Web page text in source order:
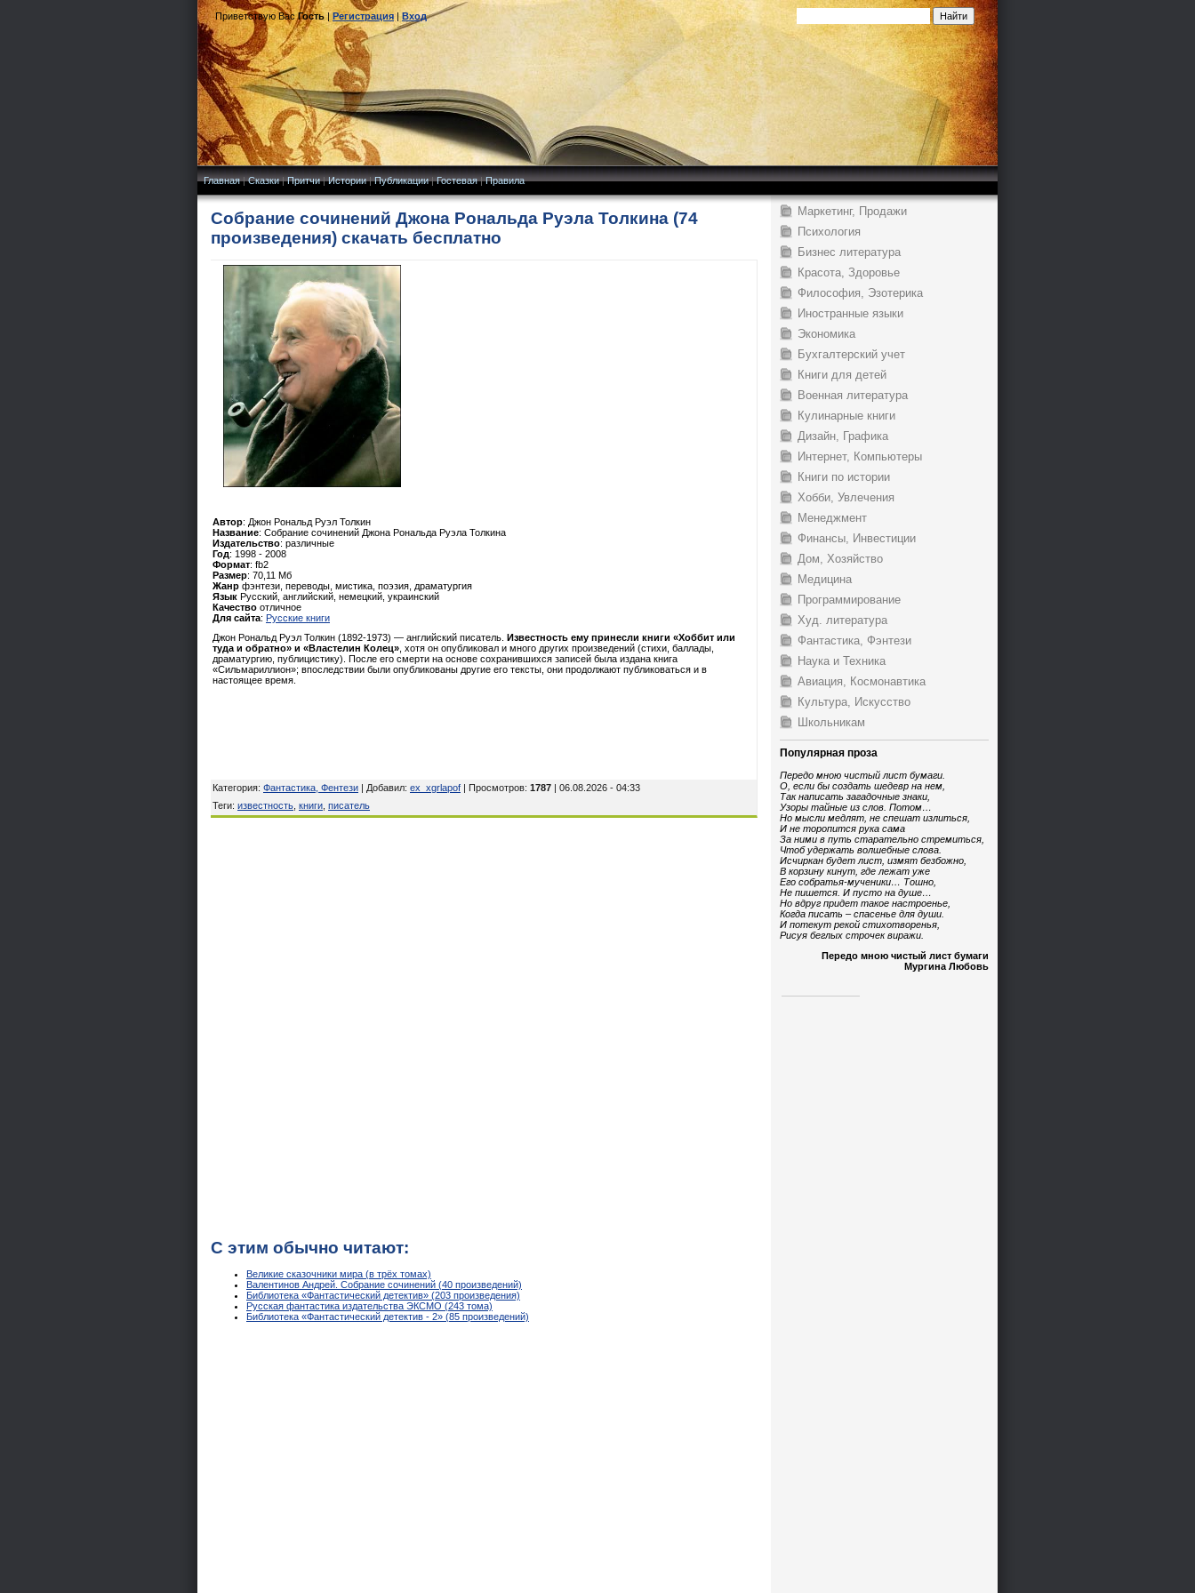
Приветствую Вас Гость|Регистрация|Вход
Главная|Сказки|Притчи|Истории|Публикации|Гостевая|Правила
Собрание сочинений Джона Рональда Руэла Толкина (74
произведения) скачать бесплатно
Автор: Джон Рональд Руэл Толкин
Название: Собрание сочинений Джона Рональда Руэла Толкина
Издательство: различные
Год: 1998 - 2008
Формат: fb2
Размер: 70,11 Мб
Жанр фэнтези, переводы, мистика, поэзия, драматургия
Язык Русский, английский, немецкий, украинский
Качество отличное
Для сайта: Русские книги
Джон Рональд Руэл Толкин (1892-1973) — английский писатель. Известность ему принесли книги «Хоббит или
туда и обратно» и «Властелин Колец», хотя он опубликовал и много других произведений (стихи, баллады,
драматургию, публицистику). После его смерти на основе сохранившихся записей была издана книга
«Сильмариллион»; впоследствии были опубликованы другие его тексты, они продолжают публиковаться и в
настоящее время.
Категория: Фантастика, Фентези | Добавил: ex_xgrlapof | Просмотров: 1787 | 06.08.2026 - 04:33
Теги: известность книги писатель
С этим обычно читают:
Великие сказочники мира (в трёх томах)
Валентинов Андрей. Собрание сочинений (40 произведений)
Библиотека «Фантастический детектив» (203 произведения)
Русская фантастика издательства ЭКСМО (243 тома)
Библиотека «Фантастический детектив - 2» (85 произведений)
Маркетинг, Продажи
Психология
Бизнес литература
Красота, Здоровье
Философия, Эзотерика
Иностранные языки
Экономика
Бухгалтерский учет
Книги для детей
Военная литература
Кулинарные книги
Дизайн, Графика
Интернет, Компьютеры
Книги по истории
Хобби, Увлечения
Менеджмент
Финансы, Инвестиции
Дом, Хозяйство
Медицина
Программирование
Худ. литература
Фантастика, Фэнтези
Наука и Техника
Авиация, Космонавтика
Культура, Искусство
Школьникам
Популярная проза
Передо мною чистый лист бумаги.
О, если бы создать шедевр на нем,
Так написать загадочные знаки,
Узоры тайные из слов. Потом…
Но мысли медлят, не спешат излиться,
И не торопится рука сама
За ними в путь старательно стремиться,
Чтоб удержать волшебные слова.
Исчиркан будет лист, измят безбожно,
В корзину кинут, где лежат уже
Его собратья-мученики… Тошно,
Не пишется. И пусто на душе…
Но вдруг придет такое настроенье,
Когда писать – спасенье для души.
И потекут рекой стихотворенья,
Рисуя беглых строчек виражи.
Передо мною чистый лист бумаги
Мургина Любовь